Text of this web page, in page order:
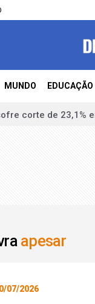
MUNDO EDUCAÇÃO
com CBS e IBS
com China
definirá taxa
apesar
07/2026